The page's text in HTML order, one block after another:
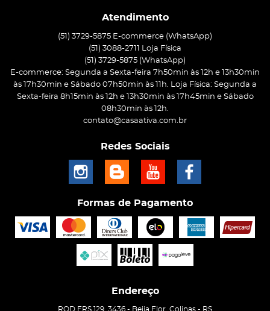
Atendimento
(51) 3729-5875 E-commerce (WhatsApp)
(51) 3088-2711 Loja Física
(51) 3729-5875 (WhatsApp)
E-commerce: Segunda a Sexta-feira 7h50min às 12h e 13h30min
às 17h30min e Sábado 07h50min às 11h. Loja Física: Segunda a
Sexta-feira 8h15min às 12h e 13h30min às 17h45min e Sábado
08h30min às 12h.
contato@casaativa.com.br
Redes Sociais
Formas de Pagamento
Endereço
ROD ERS 129, 3436 - Beija Flor, Colinas - RS